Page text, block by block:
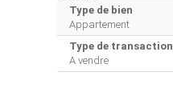
Type de bien
Appartement
Type de transaction
A vendre